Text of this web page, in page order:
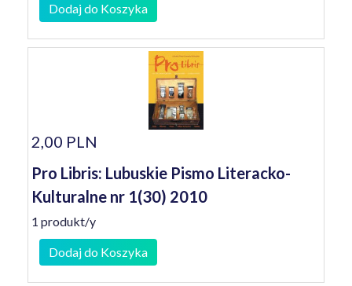
Dodaj do Koszyka
2,00 PLN
Pro Libris: Lubuskie Pismo Literacko-
Kulturalne nr 1(30) 2010
1 produkt/y
Dodaj do Koszyka